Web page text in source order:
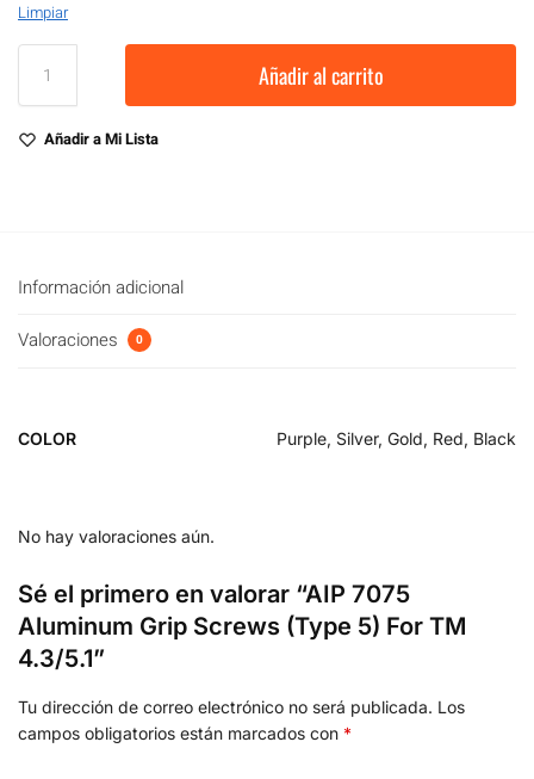
Limpiar
Añadir al carrito
Añadir a Mi Lista
Información adicional
Valoraciones 0
COLOR Purple, Silver, Gold, Red, Black
No hay valoraciones aún.
Sé el primero en valorar “AIP 7075
Aluminum Grip Screws (Type 5) For TM
4.3/5.1”
Tu dirección de correo electrónico no será publicada. Los
campos obligatorios están marcados con *